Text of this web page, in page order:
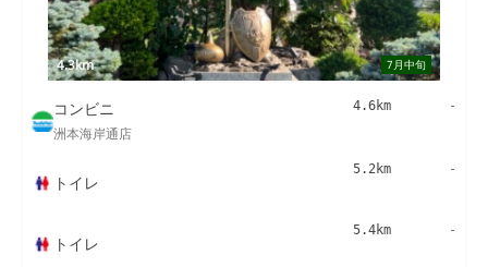
7月中旬
4.3km
コンビニ
洲本海岸通店
4.6km -
トイレ
5.2km -
トイレ
5.4km -